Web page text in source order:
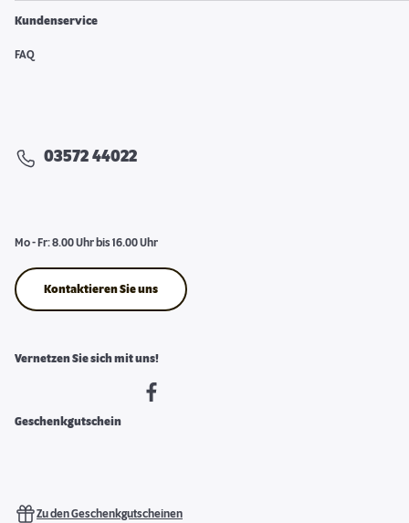
Kundenservice
FAQ
03572 44022
Mo - Fr: 8.00 Uhr bis 16.00 Uhr
Kontaktieren Sie uns
Vernetzen Sie sich mit uns!
Geschenkgutschein
Zu den Geschenkgutscheinen